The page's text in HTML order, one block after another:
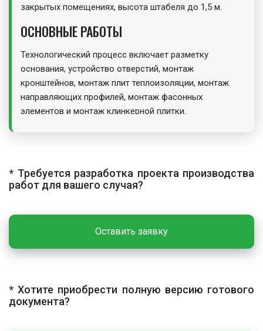
закрытых помещениях, высота штабеля до 1,5 м.
ОСНОВНЫЕ РАБОТЫ
Технологический процесс включает разметку
основания, устройство отверстий, монтаж
кронштейнов, монтаж плит теплоизоляции, монтаж
направляющих профилей, монтаж фасонных
элементов и монтаж клинкерной плитки.
которыми натягивают лески для установки
промежуточных кронштейнов. Отверстия бурят строго
После сверления отверстия очищают от пыли.
Монтаж кронштейнов
прокладки с использованием шайб. После затяжки
проверяют равномерность прилегания головки
* Требуется разработка проекта производства
работ для вашего случая?
Оставить заявку
* Хотите приобрести полную версию готового
документа?